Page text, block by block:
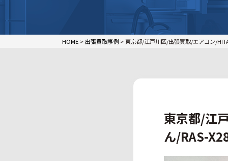
HOME > 出張買取事例 > 東京都/江戸川区/出張買取/エアコン/
東京都/江
ん/RAS-